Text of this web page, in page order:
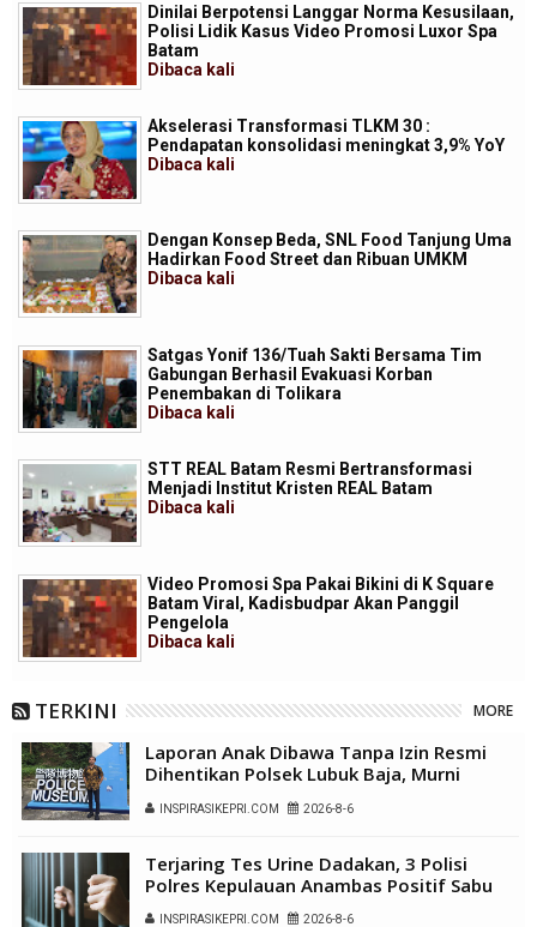
Dinilai Berpotensi Langgar Norma Kesusilaan,
Polisi Lidik Kasus Video Promosi Luxor Spa
Batam
Dibaca kali
Akselerasi Transformasi TLKM 30 :
Pendapatan konsolidasi meningkat 3,9% YoY
Dibaca kali
Dengan Konsep Beda, SNL Food Tanjung Uma
Hadirkan Food Street dan Ribuan UMKM
Dibaca kali
Satgas Yonif 136/Tuah Sakti Bersama Tim
Gabungan Berhasil Evakuasi Korban
Penembakan di Tolikara
Dibaca kali
STT REAL Batam Resmi Bertransformasi
Menjadi Institut Kristen REAL Batam
Dibaca kali
Video Promosi Spa Pakai Bikini di K Square
Batam Viral, Kadisbudpar Akan Panggil
Pengelola
Dibaca kali
TERKINI MORE
Laporan Anak Dibawa Tanpa Izin Resmi
Dihentikan Polsek Lubuk Baja, Murni
INSPIRASIKEPRI.COM 2026-8-6
Terjaring Tes Urine Dadakan, 3 Polisi
Polres Kepulauan Anambas Positif Sabu
INSPIRASIKEPRI.COM 2026-8-6